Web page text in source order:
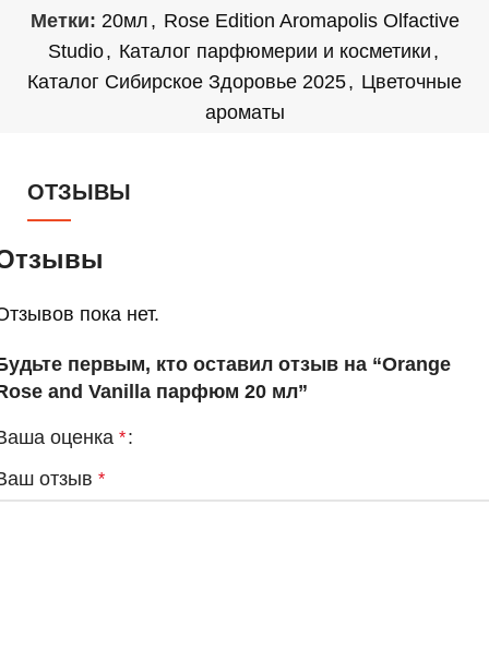
Метки: 20мл , Rose Edition Aromapolis Olfactive
Studio, Каталог парфюмерии и косметики ,
Каталог Сибирское Здоровье 2025, Цветочные
ароматы
ОТЗЫВЫ
пока нет.
первым, кто оставил отзыв на “Orange
and Vanilla парфюм 20 мл”
оценка *
отзыв *